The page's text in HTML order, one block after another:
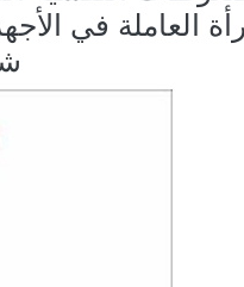
العاملة في